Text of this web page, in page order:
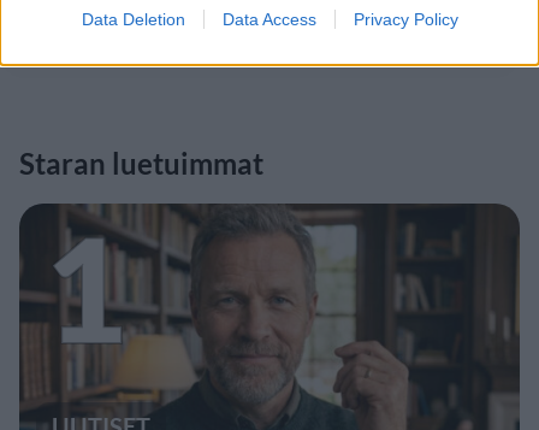
Data Deletion Data Access Privacy Policy
Staran luetuimmat
1